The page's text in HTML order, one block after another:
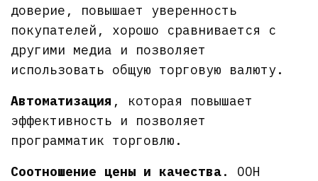
доверие, повышает уверенность
покупателей, хорошо сравнивается с
другими медиа и позволяет
использовать общую торговую валюту.
Автоматизация , которая повышает
эффективность и позволяет
программатик торговлю.
Соотношение цены и качества. OOH